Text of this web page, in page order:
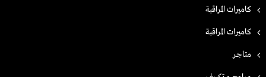
كاميرات المراقبة
كاميرات المراقبة
متاجر